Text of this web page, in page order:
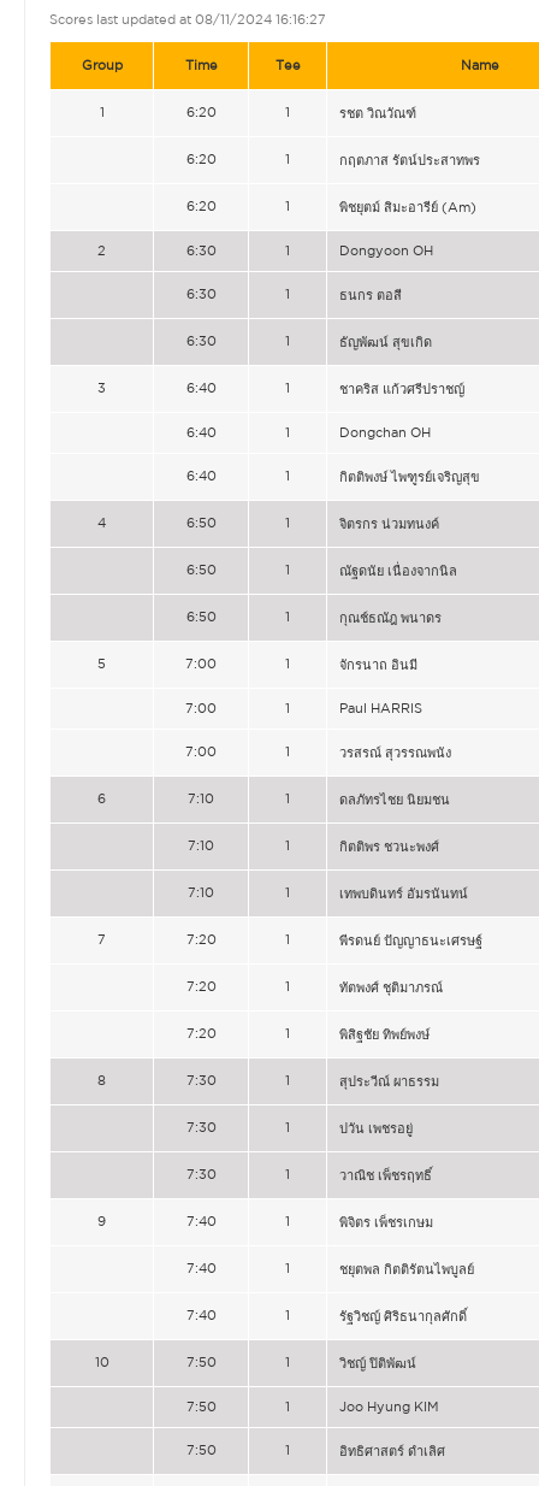
Scores last updated at 08/11/2024 16:16:27
Group Time Tee Name
1 6:20 1 รชต วิณวัณฑ์
6:20 1 กฤตภาส รัตน์ประสาทพร
6:20 1 พิชยุตม์ สิมะอารีย์ (Am)
2 6:30 1 Dongyoon OH
6:30 1 ธนกร ตอสี
6:30 1 ธัญพัฒน์ สุขเกิด
3 6:40 1 ชาคริส แก้วศรีปราชญ์
6:40 1 Dongchan OH
6:40 1 กิตติพงษ์ ไพฑูรย์เจริญสุข
4 6:50 1 จิตรกร น่วมทนงค์
6:50 1 ณัฐดนัย เนื่องจากนิล
6:50 1 กุณช์ธณัฎ พนาดร
5 7:00 1 จักรนาถ อินมี
7:00 1 Paul HARRIS
7:00 1 วรสรณ์ สุวรรณพนัง
6 7:10 1 ดลภัทรไชย นิยมชน
7:10 1 กิตติพร ชวนะพงศ์
7:10 1 เทพบดินทร์ อัมรนันทน์
7 7:20 1 พีรดนย์ ปัญญาธนะเศรษฐ์
7:20 1 ทัตพงศ์ ชุติมาภรณ์
7:20 1 พิสิฐชัย ทิพย์พงษ์
8 7:30 1 สุประวีณ์ ผาธรรม
7:30 1 ปวัน เพชรอยู่
7:30 1 วาณิช เพ็ชรฤทธิ์
9 7:40 1 พิจิตร เพ็ชรเกษม
7:40 1 ชยุตพล กิตติรัตนไพบูลย์
7:40 1 รัฐวิชญ์ ศิริธนากุลศักดิ์
10 7:50 1 วิชญ์ ปิติพัฒน์
7:50 1 Joo Hyung KIM
7:50 1 อิทธิศาสตร์ ดำเลิศ